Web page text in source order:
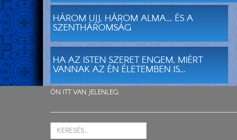
HÁROM UJJ, HÁROM ALMA... ÉS A
SZENTHÁROMSÁG
HA AZ ISTEN SZERET ENGEM, MIÉRT
VANNAK AZ ÉN ÉLETEMBEN IS...
ÖN ITT VAN JELENLEG: